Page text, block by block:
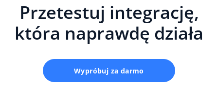
Przetestuj integrację,
która naprawdę działa
Wypróbuj za darmo